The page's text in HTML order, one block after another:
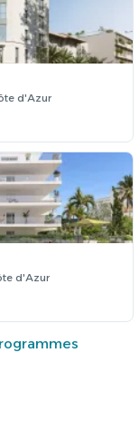
d'Azur
d'Azur